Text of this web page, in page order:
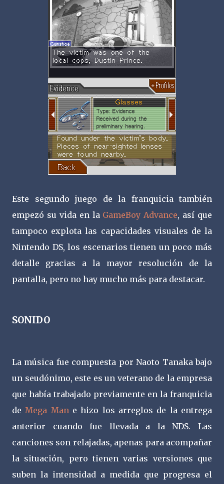
Este segundo juego de la franquicia también
empezó su vida en la GameBoy Advance, así que
tampoco explota las capacidades visuales de la
Nintendo DS, los escenarios tienen un poco más
detalle gracias a la mayor resolución de la
pantalla, pero no hay mucho más para destacar.
SONIDO
La música fue compuesta por Naoto Tanaka bajo
un seudónimo, este es un veterano de la empresa
que había trabajado previamente en la franquicia
deMega Mane hizo los arreglos de la entrega
anterior cuando fue llevada a la NDS. Las
canciones son relajadas, apenas para acompañar
la situación, pero tienen varias versiones que
suben la intensidad a medida que progresa el